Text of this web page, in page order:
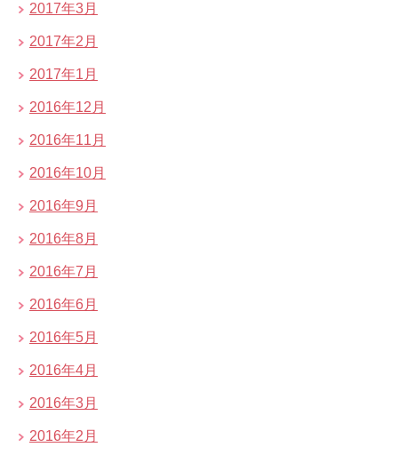
2017年3月
2017年2月
2017年1月
2016年12月
2016年11月
2016年10月
2016年9月
2016年8月
2016年7月
2016年6月
2016年5月
2016年4月
2016年3月
2016年2月